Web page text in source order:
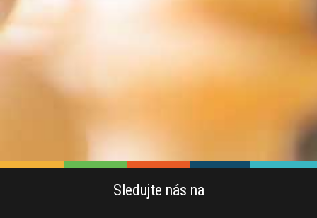
Sledujte nás na